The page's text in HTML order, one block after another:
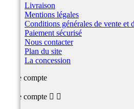
Livraison
Mentions légales
Conditions générales de vente et
Paiement sécurisé
Nous contacter
Plan du site
La concession
Votre compte
Votre compte  